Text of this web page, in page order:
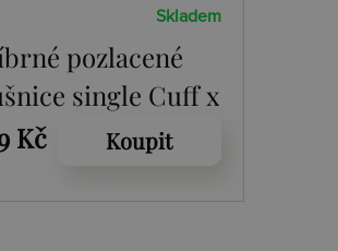
Skladem
pozlacené
single Cuff x
Soul DE664
Kč Koupit